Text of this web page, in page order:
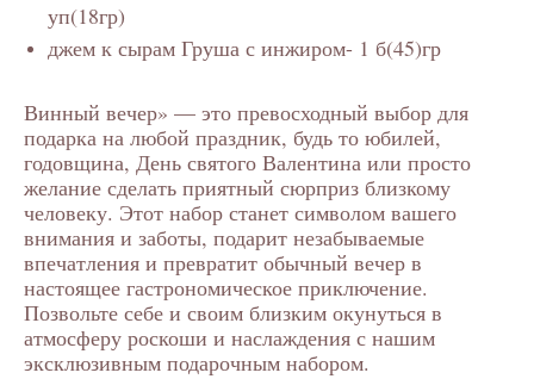
уп(18гр)
джем к сырам Груша с инжиром- 1 б(45)гр
Винный вечер» — это превосходный выбор для
подарка на любой праздник, будь то юбилей,
годовщина, День святого Валентина или просто
желание сделать приятный сюрприз близкому
человеку. Этот набор станет символом вашего
внимания и заботы, подарит незабываемые
впечатления и превратит обычный вечер в
настоящее гастрономическое приключение.
Позвольте себе и своим близким окунуться в
атмосферу роскоши и наслаждения с нашим
эксклюзивным подарочным набором.